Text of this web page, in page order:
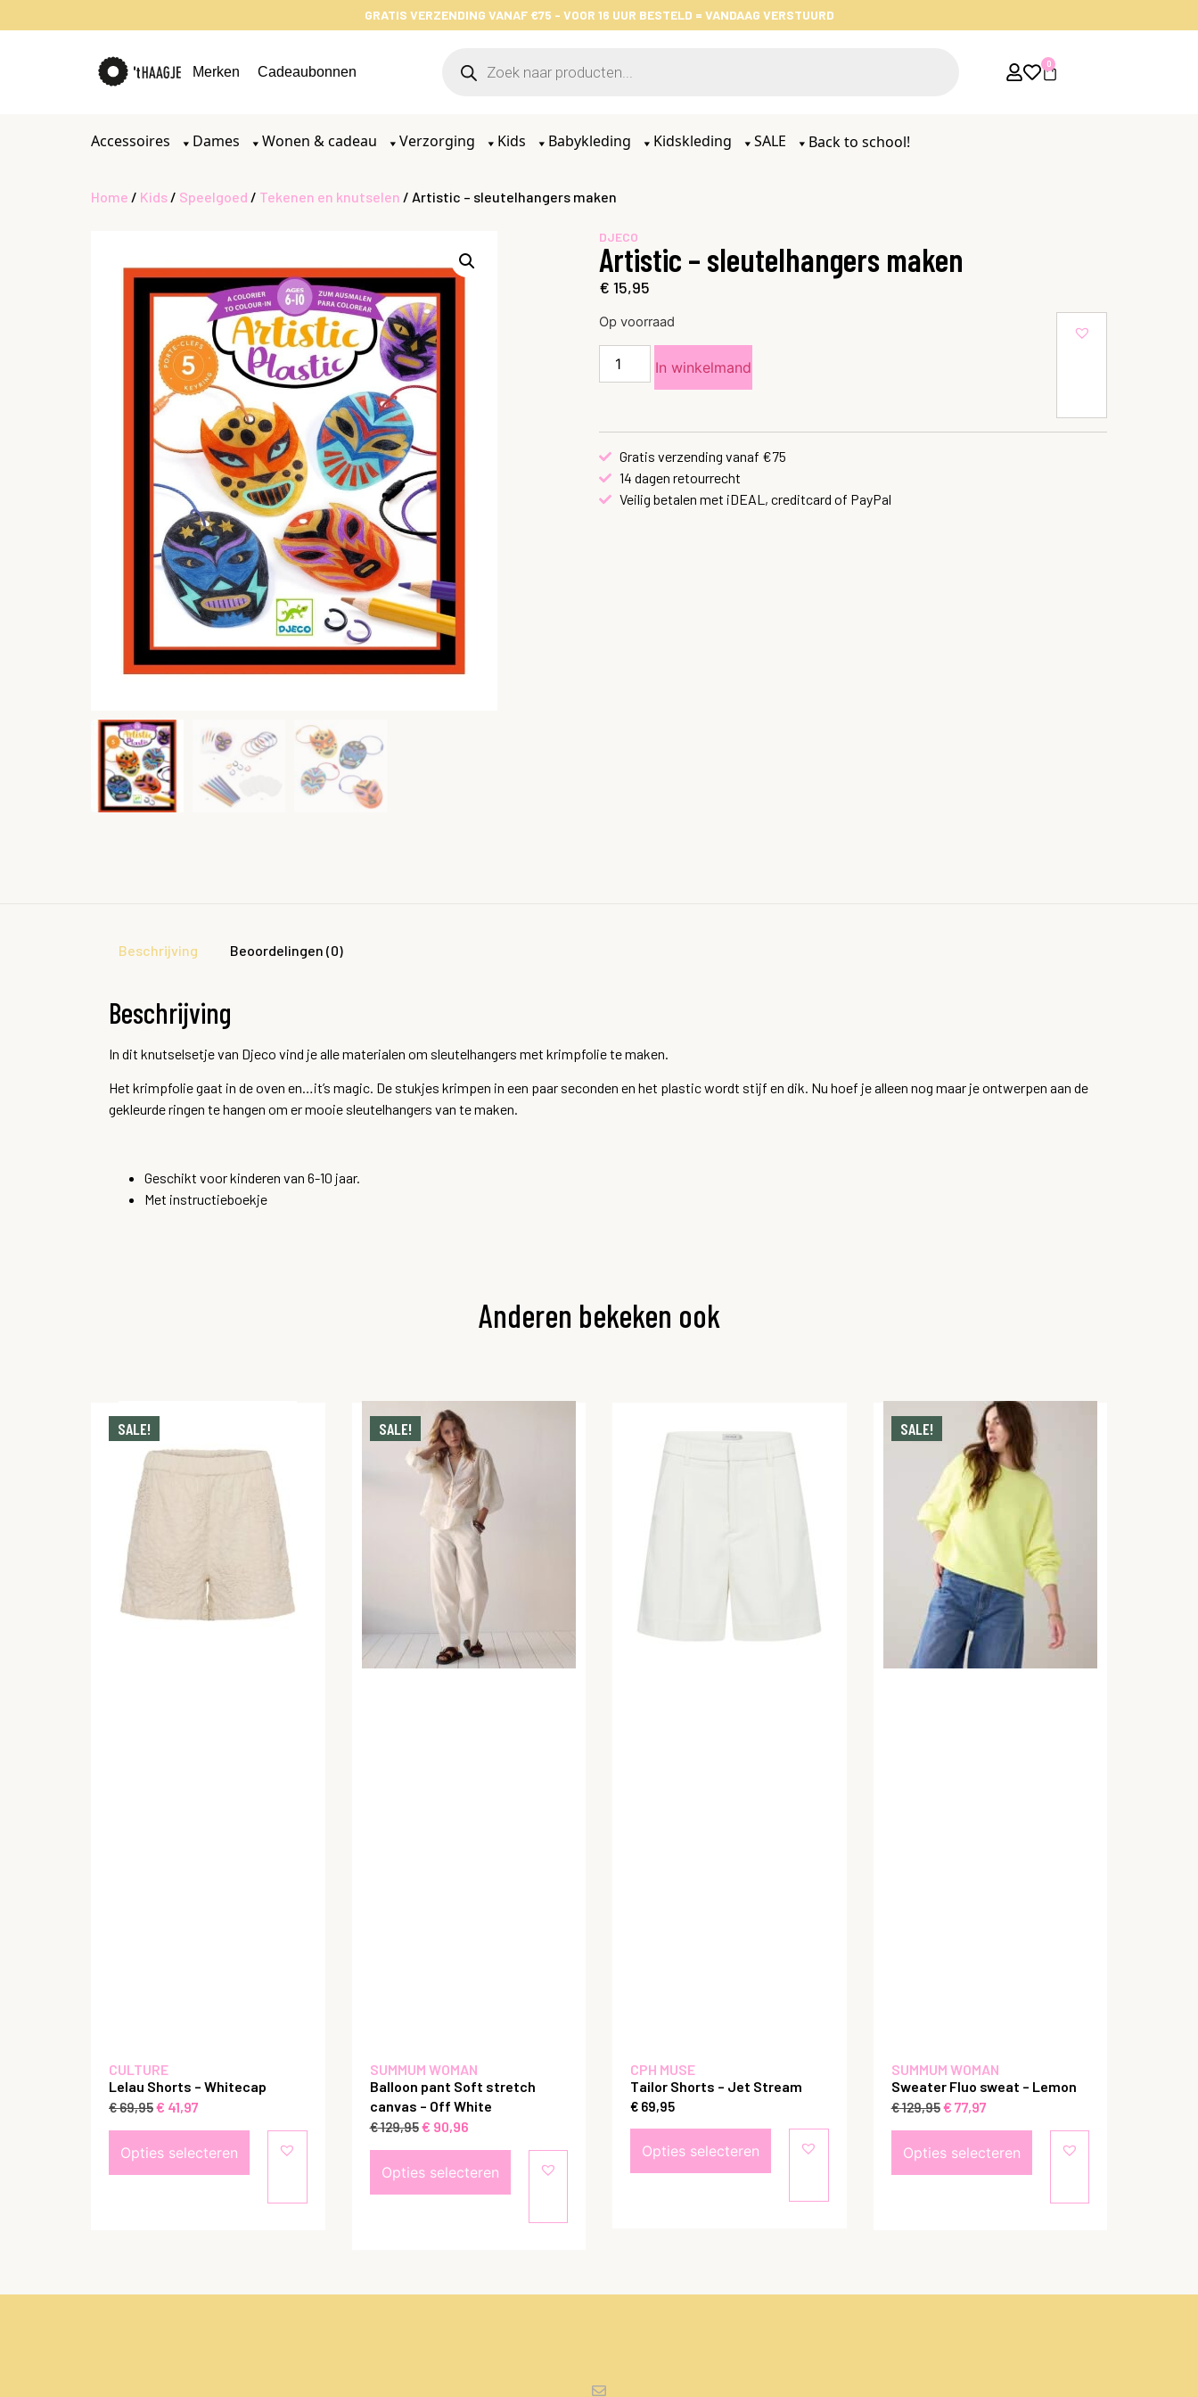
GRATIS VERZENDING VANAF €75 - VOOR 16 UUR BESTELD = VANDAAG VERSTUURD
Merken Cadeaubonnen
0
Accessoires Dames Wonen & cadeau Verzorging Kids Babykleding Kidskleding SALE Back to school!
Home / Kids / Speelgoed / Tekenen en knutselen / Artistic – sleutelhangers maken
DJECO
Artistic – sleutelhangers maken
€ 15,95
Op voorraad
In winkelmand
Gratis verzending vanaf €75
14 dagen retourrecht
Veilig betalen met iDEAL, creditcard of PayPal
Beschrijving Beoordelingen (0)
Beschrijving
In dit knutselsetje van Djeco vind je alle materialen om sleutelhangers met krimpfolie te maken.
Het krimpfolie gaat in de oven en…it’s magic. De stukjes krimpen in een paar seconden en het plastic wordt stijf en dik. Nu hoef je alleen nog maar je ontwerpen aan de
gekleurde ringen te hangen om er mooie sleutelhangers van te maken.
Geschikt voor kinderen van 6-10 jaar.
Met instructieboekje
Anderen bekeken ook
SALE!
CULTURE
Lelau Shorts – Whitecap
€69,95€ 41,97
Opties selecteren
SALE!
SUMMUM WOMAN
Balloon pant Soft stretch
canvas – Off White
€129,95€ 90,96
Opties selecteren
CPH MUSE
Tailor Shorts – Jet Stream
€ 69,95
Opties selecteren
SALE!
SUMMUM WOMAN
Sweater Fluo sweat – Lemon
€129,95€ 77,97
Opties selecteren